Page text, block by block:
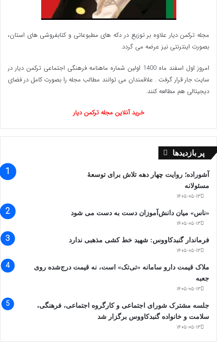
مجله ترکمن دیار علاوه بر توزیع در دکه های مطبوعاتی و کتابفروشی های استان،
بصورت اینترنتی نیز عرضه می گردد.‌
امروز اول اسفند ماه 1400 اولین شماره ماهنامه فرهنگی اجتماعی ترکمن دیار در
سایت جار قرار گرفت . علاقمندان می توانند مطالب مجله را بصورت کامل در فضای
دیجیتالی هم مطالعه کنند.
خرید آنلاین مجله ترکمن دیار
پر بازدیدها
آشوراده؛ روایت چهار دهه تلاش برای توسعهٔ
مسئولانه
۱۴۰۵-۰۵-۱۳
«ناس» میان دانش‌آموزان دست به دست می شود
۱۴۰۵-۰۵-۱۳
فرماندار گنبدکاووس: شهید خط کشی مذهبی ندارد
۱۴۰۵-۰۵-۱۳
ملاک قیمت دارو سامانه «تی‌تک» است، نه قیمت درج‌شده روی
جعبه
۱۴۰۵-۰۵-۱۳
جلسه مشترک شورای اجتماعی و کارگروه اجتماعی، فرهنگی،
سلامت و خانواده گنبدکاووس برگزار شد
۱۴۰۵-۰۵-۱۳